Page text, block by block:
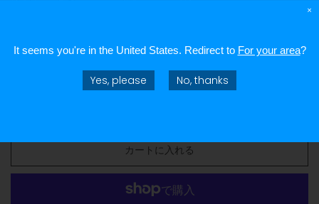
It seems you're in the United States. Redirect to For your area?
Yes, please No, thanks
×
カートに入れる